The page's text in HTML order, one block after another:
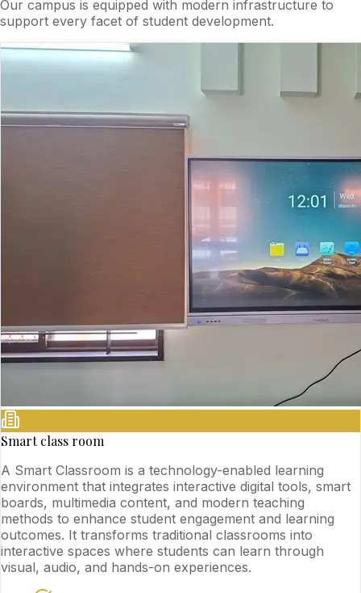
Our campus is equipped with modern infrastructure to
support every facet of student development.
Smart class room
A Smart Classroom is a technology-enabled learning
environment that integrates interactive digital tools, smart
boards, multimedia content, and modern teaching
methods to enhance student engagement and learning
outcomes. It transforms traditional classrooms into
interactive spaces where students can learn through
visual, audio, and hands-on experiences.